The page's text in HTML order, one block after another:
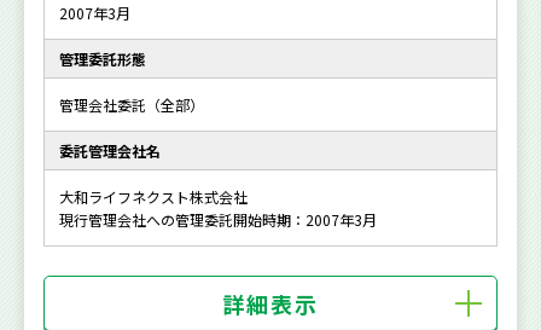
2007年3月
管理委託形態
管理会社委託（全部）
委託管理会社名
大和ライフネクスト株式会社
現行管理会社への管理委託開始時期：2007年3月
詳細表示